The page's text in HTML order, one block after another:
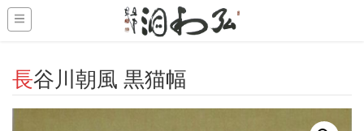
-->
長谷川朝風 黒猫幅